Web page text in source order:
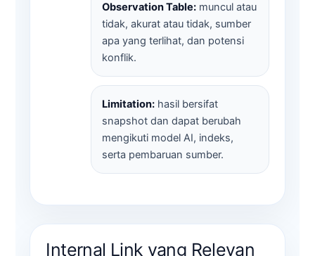
Observation Table: muncul atau
tidak, akurat atau tidak, sumber
apa yang terlihat, dan potensi
konflik.
Limitation: hasil bersifat
snapshot dan dapat berubah
mengikuti model AI, indeks,
serta pembaruan sumber.
Internal Link yang Relevan